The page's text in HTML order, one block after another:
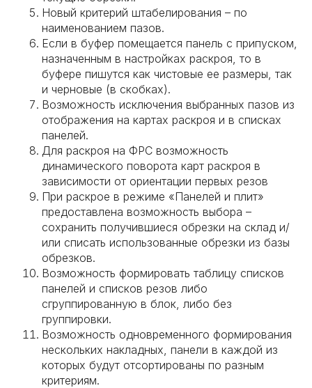
Новый критерий штабелирования – по
наименованием пазов.
Если в буфер помещается панель с припуском,
назначенным в настройках раскроя, то в
буфере пишутся как чистовые ее размеры, так
и черновые (в скобках).
Возможность исключения выбранных пазов из
отображения на картах раскроя и в списках
панелей.
Для раскроя на ФРС возможность
динамического поворота карт раскроя в
зависимости от ориентации первых резов
При раскрое в режиме «Панелей и плит»
предоставлена возможность выбора –
сохранить получившиеся обрезки на склад и/
или списать использованные обрезки из базы
обрезков.
Возможность формировать таблицу списков
панелей и списков резов либо
сгруппированную в блок, либо без
группировки.
Возможность одновременного формирования
нескольких накладных, панели в каждой из
которых будут отсортированы по разным
критериям.